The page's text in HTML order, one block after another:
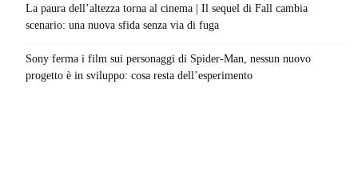
La paura dell’altezza torna al cinema | Il sequel di Fall cambia
scenario: una nuova sfida senza via di fuga
Sony ferma i film sui personaggi di Spider-Man, nessun nuovo
progetto è in sviluppo: cosa resta dell’esperimento